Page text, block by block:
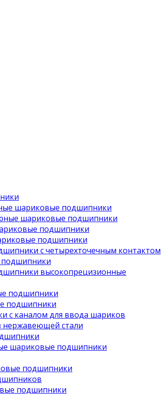
шариковые подшипники
шариковые подшипники
подшипники
подшипники
с четырехточечным контактом
высокопрецизионные
подшипники
подшипники
с каналом для ввода шариков
стали
шариковые подшипники
подшипники
подшипники